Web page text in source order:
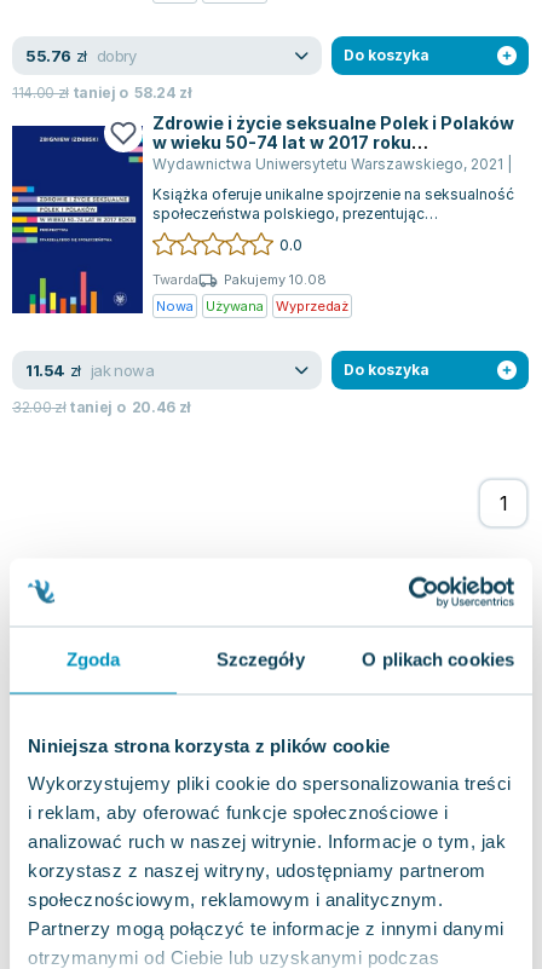
Zgoda Szczegóły O plikach cookies
Niniejsza strona korzysta z plików cookie
Wykorzystujemy pliki cookie do spersonalizowania treści
i reklam, aby oferować funkcje społecznościowe i
analizować ruch w naszej witrynie. Informacje o tym, jak
korzystasz z naszej witryny, udostępniamy partnerom
społecznościowym, reklamowym i analitycznym.
Partnerzy mogą połączyć te informacje z innymi danymi
otrzymanymi od Ciebie lub uzyskanymi podczas
Jan Sztaudynger
Aleksander Puszkin
Małgorzata Ohme
Maddie Ziegler
Leszek Czarnecki
Joanna Racewicz
Maria Seweryn
Janina Zającówna
Anna Prus (oprac.)
Nela Mała Reporterka
Ajahn Brahm
55.76 zł dobry
114.00zł taniej o58.24 zł
Do koszyka
Zdrowie i życie seksualne Polek i Polaków
w wieku 50-74 lat w 2017 roku
Perspektywa starzejącego się
Wydawnictwa Uniwersytetu Warszawskiego, 2021
Książka oferuje unikalne spojrzenie na seksualność
społeczeństwa polskiego, prezentując
kompleksowe podsumowanie dwudziestu lat ba...
0.0
Twarda
Pakujemy 10.08
Nowa
Używana Wyprzedaż
11.54 zł jak nowa
32.00złtaniej o 20.46 zł
Do koszyka